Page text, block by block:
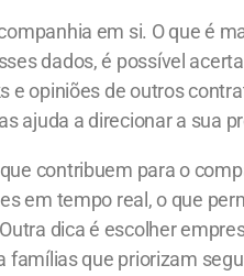
em si. O que é
dados, é possível
e opiniões de outros
ajuda a direcionar a sua
contribuem para o
em tempo real, o que
dica é escolher
que priorizam